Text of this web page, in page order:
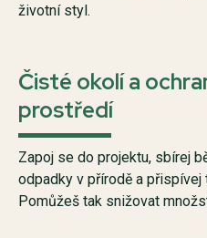
životní styl.
Čisté okolí a
prostředí
Zapoj se do projektu, sbírej
odpadky v přírodě a přispívej
Pomůžeš tak snižovat